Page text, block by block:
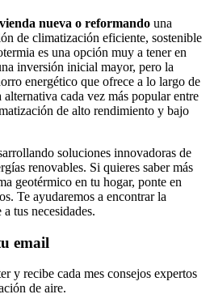
nueva o reformando una
de climatización eficiente, sostenible
es una opción muy a tener en
inversión inicial mayor, pero la
energético que ofrece a lo largo de
cada vez más popular entre
de alto rendimiento y bajo
soluciones innovadoras de
renovables. Si quieres saber más
geotérmico en tu hogar, ponte en
Te ayudaremos a encontrar la
tus necesidades.
email
y recibe cada mes consejos expertos
de aire.